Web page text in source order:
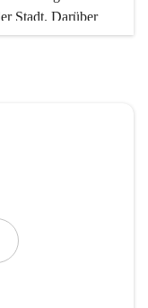
Stadt. Darüber
Veranstaltungen in
(Partizipation),